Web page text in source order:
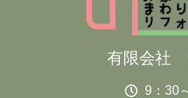
有限会社
9：30